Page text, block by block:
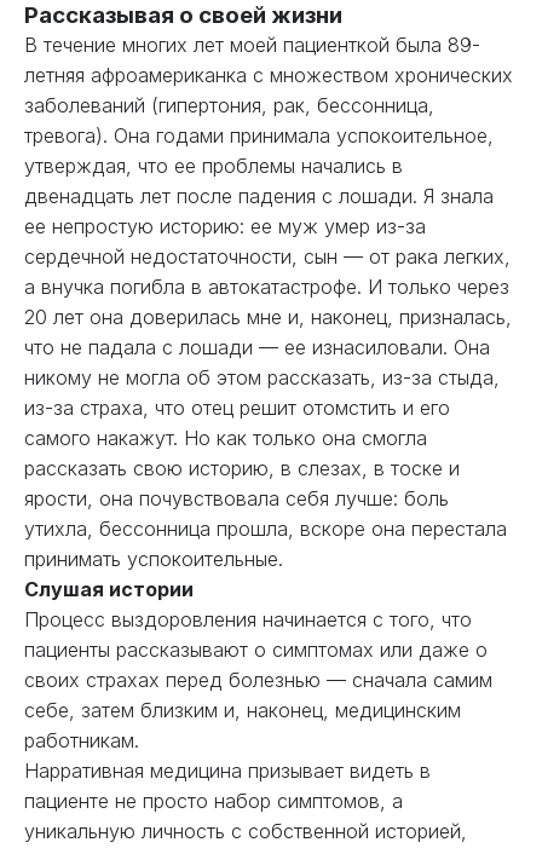
Рассказывая о своей жизни
В течение многих лет моей пациенткой была 89-
летняя афроамериканка с множеством хронических
заболеваний (гипертония, рак, бессонница,
тревога). Она годами принимала успокоительное,
утверждая, что ее проблемы начались в
двенадцать лет после падения с лошади. Я знала
ее непростую историю: ее муж умер из-за
сердечной недостаточности, сын — от рака легких,
а внучка погибла в автокатастрофе. И только через
20 лет она доверилась мне и, наконец, призналась,
что не падала с лошади — ее изнасиловали. Она
никому не могла об этом рассказать, из-за стыда,
из-за страха, что отец решит отомстить и его
самого накажут. Но как только она смогла
рассказать свою историю, в слезах, в тоске и
ярости, она почувствовала себя лучше: боль
утихла, бессонница прошла, вскоре она перестала
принимать успокоительные.
Слушая истории
Процесс выздоровления начинается с того, что
пациенты рассказывают о симптомах или даже о
своих страхах перед болезнью — сначала самим
себе, затем близким и, наконец, медицинским
работникам.
Нарративная медицина призывает видеть в
пациенте не просто набор симптомов, а
уникальную личность с собственной историей,